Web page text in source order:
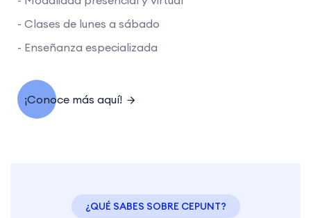
- Clases de lunes a sábado
- Enseñanza especializada
¡Conoce más aquí!
¿QUÉ SABES SOBRE CEPUNT?